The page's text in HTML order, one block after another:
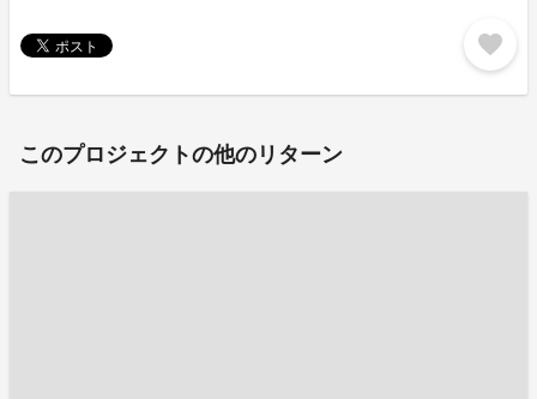
favorite
このプロジェクトの他のリターン